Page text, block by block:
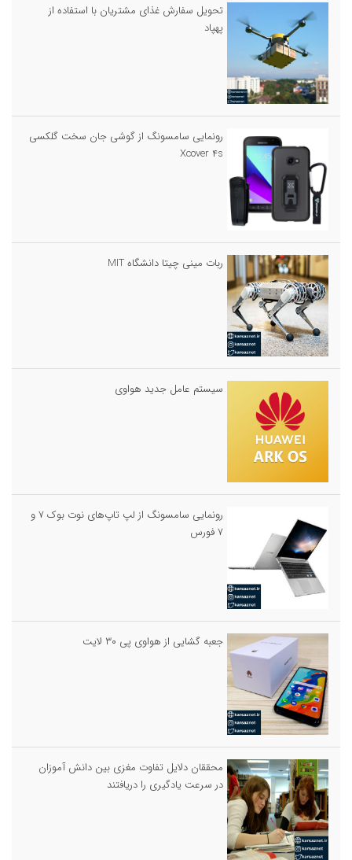
تحویل سفارش غذای مشتریان با استفاده از
پهپاد
رونمایی سامسونگ از گوشی جان سخت گلکسی
Xcover ۴s
ربات مینی چیتا دانشگاه MIT
سیستم عامل جدید هواوی
رونمایی سامسونگ از لپ تاپ‌های نوت بوک ۷ و
۷ فورس
جعبه گشایی از هواوی پی ۳۰ لایت
محققان دلایل تفاوت مغزی بین دانش آموزان
در سرعت یادگیری را دریافتند